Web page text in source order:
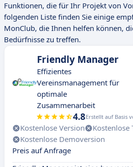
Funktionen, die für Ihr Projekt von
folgenden Liste finden Sie einige
MonClub, die Ihnen helfen können,
Bedürfnisse zu treffen.
Friendly Manager
Effizientes
Vereinsmanagement für
optimale
Zusammenarbeit
4.8Erstellt auf Basis
Kostenlose Version
Kostenlose
Kostenlose Demoversion
Preis auf Anfrage